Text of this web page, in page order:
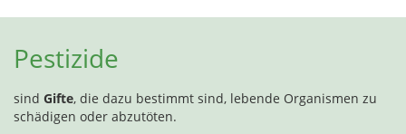
Pestizide
sind Gifte, die dazu bestimmt sind, lebende Organismen zu
schädigen oder abzutöten.